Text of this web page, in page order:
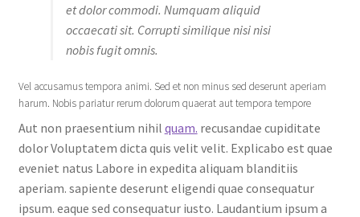
et dolor commodi. Numquam aliquid
occaecati sit. Corrupti similique nisi nisi
nobis fugit omnis.
Vel accusamus tempora animi. Sed et non minus sed deserunt aperiam
harum. Nobis pariatur rerum dolorum quaerat aut tempora tempore
Aut non praesentium nihil quam. recusandae cupiditate
dolor Voluptatem dicta quis velit velit. Explicabo est quae
eveniet natus Labore in expedita aliquam blanditiis
aperiam. sapiente deserunt eligendi quae consequatur
ipsum. eaque sed consequatur iusto. Laudantium ipsum a